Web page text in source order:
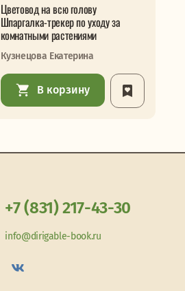
Цветовод на всю голову
Шпаргалка-трекер по уходу за
комнатными растениями
Кузнецова Екатерина
В корзину
+7 (831) 217-43-30
info@dirigable-book.ru